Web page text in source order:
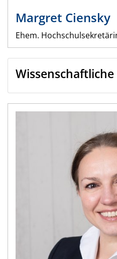
Margret Ciensky
Ehem.